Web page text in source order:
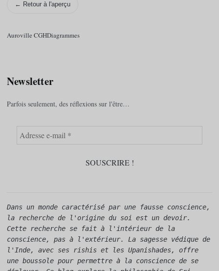
← Retour à l'aperçu
Auroville CGHDiagrammes
Newsletter
Parfois seulement, des réflexions sur l'être…
Dans un monde caractérisé par une fausse conscience,
la recherche de l'origine du soi est un devoir.
Cette recherche se fait à l'intérieur de la
conscience, pas à l'extérieur. La sagesse védique de
l'Inde, avec ses rishis et les Upanishades, offre
une boussole pour permettre à la conscience de se